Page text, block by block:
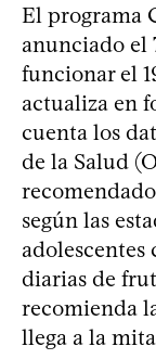
El programa
anunciado el
funcionar el
actualiza en
cuenta los
de la Salud
según las
adolescentes
diarias de
recomienda
llega a la